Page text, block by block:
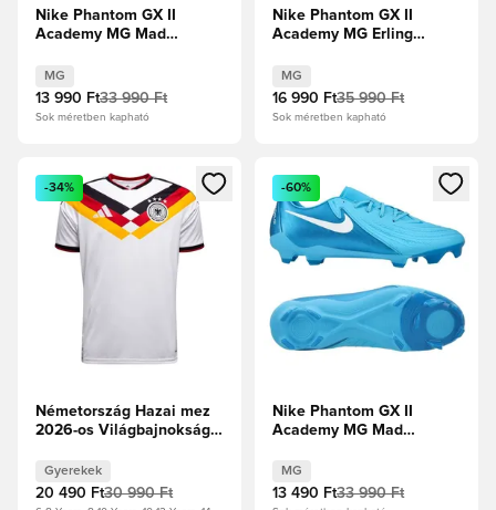
Nike Phantom GX II
Academy MG Mad
ezüst/Fekete/Volt
MG
13 990 Ft33 990 Ft
Sok méretben kapható
Nike Phantom GX II
Academy MG Erling
- Űrkék/Króm Limitált
kiadás
MG
16 990 Ft35 990 Ft
Sok méretben kapható
Megnyit egy modált a bejelentkezéshez vagy a tagként
-34%
Németország Hazai mez
2026-os Világbajnokság
Gyerekek
20 490 Ft30 990 Ft
Megnyit egy modált a
-60%
Nike Phantom GX II
Academy MG Mad
Fury/Fehér
MG
13 490 Ft33 990 Ft